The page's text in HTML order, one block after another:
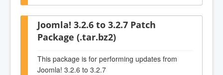
Joomla! 3.2.6 to 3.2.7 Patch
Package (.tar.bz2)
This package is for performing updates from
Joomla! 3.2.6 to 3.2.7